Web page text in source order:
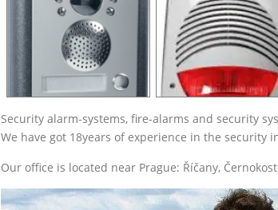
Security alarm-systems, fire-alarms and security
We have got 18years of experience in the security
Our office is located near Prague: Říčany,